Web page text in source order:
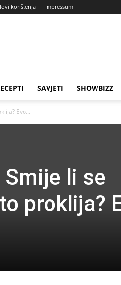
korištenja Impressum
SAVJETI SHOWBIZZ
Evo...
Smije li se
proklija?